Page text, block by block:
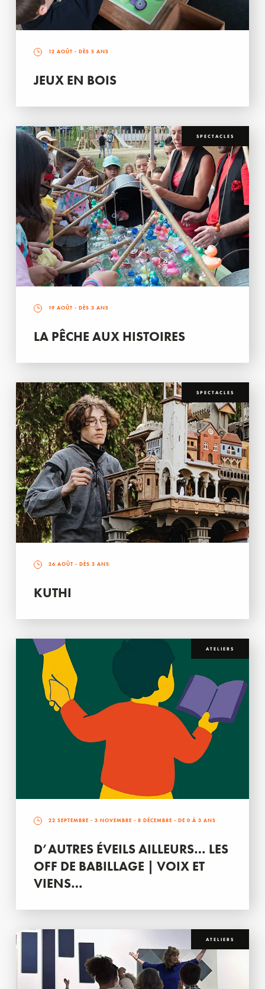
12 AOÛT - DÈS 5 ANS
JEUX EN BOIS
SPECTACLES
19 AOÛT - DÈS 3 ANS
LA PÊCHE AUX HISTOIRES
SPECTACLES
26 AOÛT - DÈS 3 ANS
KUTHI
ATELIERS
22 SEPTEMBRE - 3 NOVEMBRE - 8 DÉCEMBRE - DE 0 À 3 ANS
D’AUTRES ÉVEILS AILLEURS… LES
OFF DE BABILLAGE | VOIX ET
VIENS…
ATELIERS